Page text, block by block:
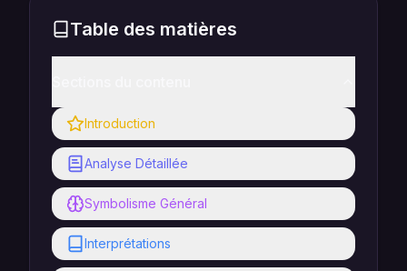
Table des matières
Introduction
Analyse Détaillée
Symbolisme Général
Interprétations